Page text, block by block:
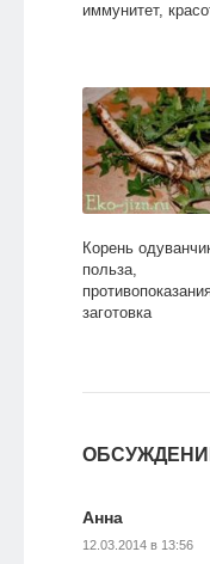
иммунитет,
Корень
польза,
заготовка
Анна
12.03.2014 в 13:56